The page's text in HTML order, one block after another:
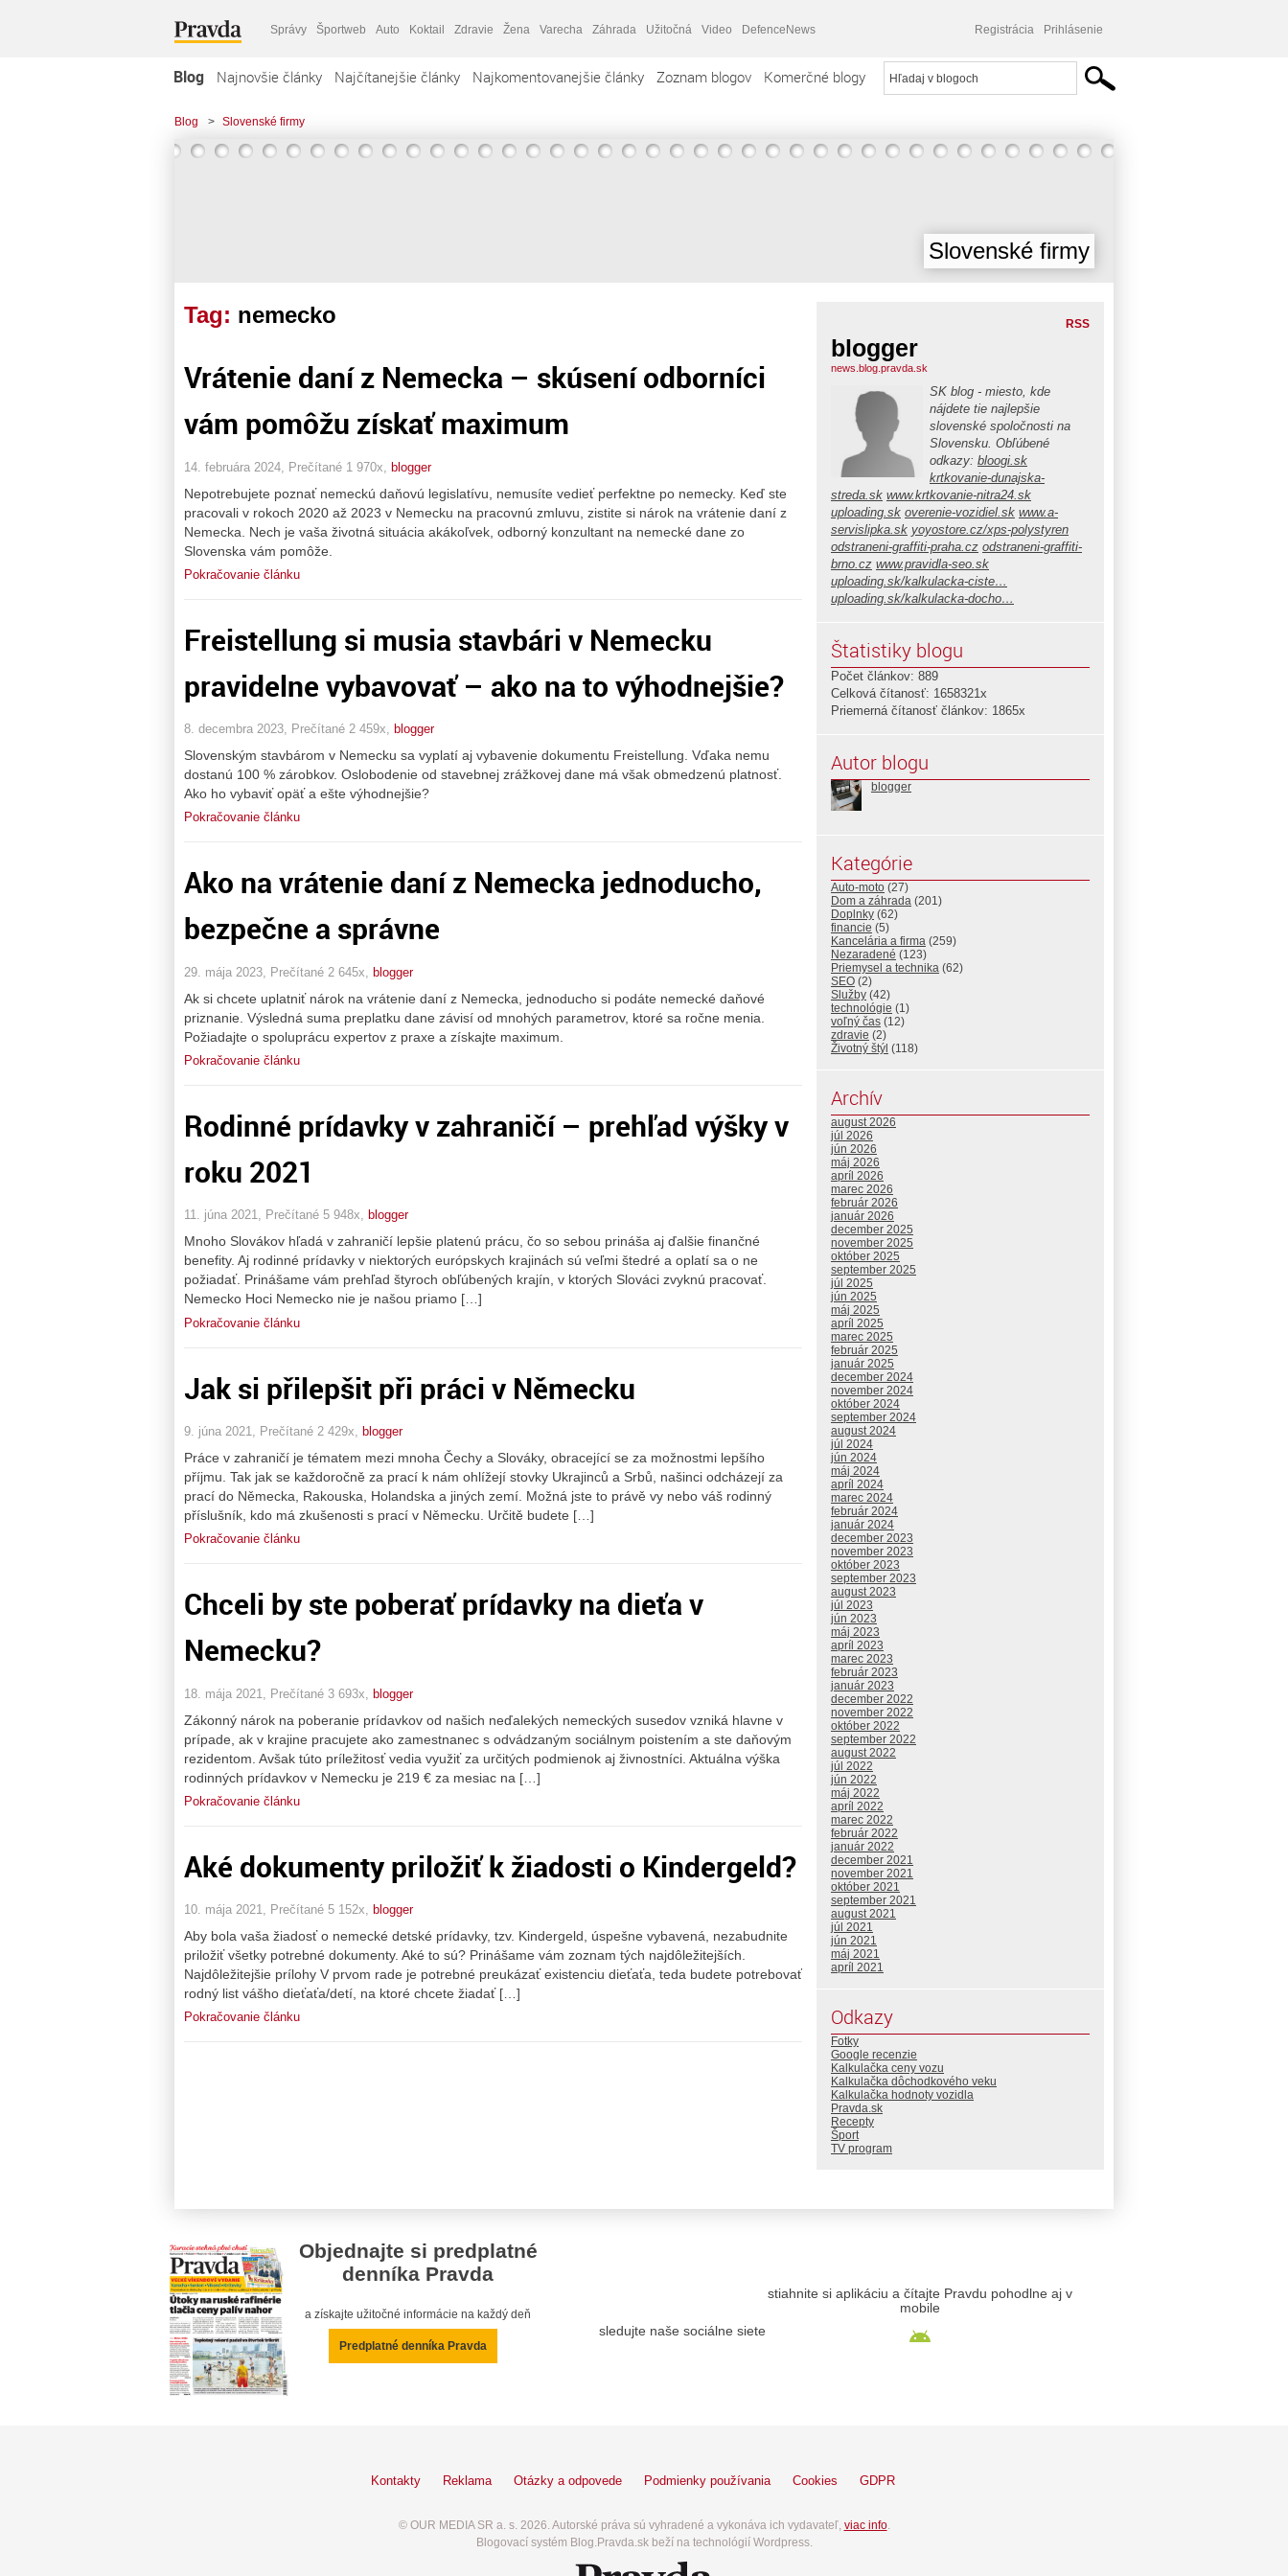
Správy Športweb Auto Koktail Zdravie Žena Varecha Záhrada Užitočná Video DefenceNews Registrácia Prihlásenie
Blog Najnovšie články Najčítanejšie články Najkomentovanejšie články Zoznam blogov Komerčné blogy
Blog > Slovenské firmy
Slovenské firmy
Tag: nemecko
Vrátenie daní z Nemecka – skúsení odborníci
vám pomôžu získať maximum
14. februára 2024, Prečítané 1 970x, blogger
Nepotrebujete poznať nemeckú daňovú legislatívu, nemusíte vedieť perfektne po nemecky. Keď ste
pracovali v rokoch 2020 až 2023 v Nemecku na pracovnú zmluvu, zistite si nárok na vrátenie daní z
Nemecka. Nech je vaša životná situácia akákoľvek, odborný konzultant na nemecké dane zo
Slovenska vám pomôže.
Pokračovanie článku
Freistellung si musia stavbári v Nemecku
pravidelne vybavovať – ako na to výhodnejšie?
8. decembra 2023, Prečítané 2 459x, blogger
Slovenským stavbárom v Nemecku sa vyplatí aj vybavenie dokumentu Freistellung. Vďaka nemu
dostanú 100 % zárobkov. Oslobodenie od stavebnej zrážkovej dane má však obmedzenú platnosť.
Ako ho vybaviť opäť a ešte výhodnejšie?
Pokračovanie článku
Ako na vrátenie daní z Nemecka jednoducho,
bezpečne a správne
29. mája 2023, Prečítané 2 645x, blogger
Ak si chcete uplatniť nárok na vrátenie daní z Nemecka, jednoducho si podáte nemecké daňové
priznanie. Výsledná suma preplatku dane závisí od mnohých parametrov, ktoré sa ročne menia.
Požiadajte o spoluprácu expertov z praxe a získajte maximum.
Pokračovanie článku
Rodinné prídavky v zahraničí – prehľad výšky v
roku 2021
11. júna 2021, Prečítané 5 948x, blogger
Mnoho Slovákov hľadá v zahraničí lepšie platenú prácu, čo so sebou prináša aj ďalšie finančné
benefity. Aj rodinné prídavky v niektorých európskych krajinách sú veľmi štedré a oplatí sa o ne
požiadať. Prinášame vám prehľad štyroch obľúbených krajín, v ktorých Slováci zvyknú pracovať.
Nemecko Hoci Nemecko nie je našou priamo […]
Pokračovanie článku
Jak si přilepšit při práci v Německu
9. júna 2021, Prečítané 2 429x, blogger
Práce v zahraničí je tématem mezi mnoha Čechy a Slováky, obracející se za možnostmi lepšího
příjmu. Tak jak se každoročně za prací k nám ohlížejí stovky Ukrajinců a Srbů, našinci odcházejí za
prací do Německa, Rakouska, Holandska a jiných zemí. Možná jste to právě vy nebo váš rodinný
příslušník, kdo má zkušenosti s prací v Německu. Určitě budete […]
Pokračovanie článku
Chceli by ste poberať prídavky na dieťa v
Nemecku?
18. mája 2021, Prečítané 3 693x, blogger
Zákonný nárok na poberanie prídavkov od našich neďalekých nemeckých susedov vzniká hlavne v
prípade, ak v krajine pracujete ako zamestnanec s odvádzaným sociálnym poistením a ste daňovým
rezidentom. Avšak túto príležitosť vedia využiť za určitých podmienok aj živnostníci. Aktuálna výška
rodinných prídavkov v Nemecku je 219 € za mesiac na […]
Pokračovanie článku
Aké dokumenty priložiť k žiadosti o Kindergeld?
10. mája 2021, Prečítané 5 152x, blogger
Aby bola vaša žiadosť o nemecké detské prídavky, tzv. Kindergeld, úspešne vybavená, nezabudnite
priložiť všetky potrebné dokumenty. Aké to sú? Prinášame vám zoznam tých najdôležitejších.
Najdôležitejšie prílohy V prvom rade je potrebné preukázať existenciu dieťaťa, teda budete potrebovať
rodný list vášho dieťaťa/detí, na ktoré chcete žiadať […]
Pokračovanie článku
RSS
blogger
news.blog.pravda.sk
SK blog - miesto, kde
nájdete tie najlepšie
slovenské spoločnosti na
Slovensku. Obľúbené
odkazy: bloogi.sk
krtkovanie-dunajska-
streda.sk www.krtkovanie-nitra24.sk
uploading.sk overenie-vozidiel.sk www.a-
servislipka.sk yoyostore.cz/xps-polystyren
odstraneni-graffiti-praha.cz odstraneni-graffiti-
brno.cz www.pravidla-seo.sk
uploading.sk/kalkulacka-ciste…
uploading.sk/kalkulacka-docho…
Štatistiky blogu
Počet článkov: 889
Celková čítanosť: 1658321x
Priemerná čítanosť článkov: 1865x
Autor blogu
blogger
Kategórie
Auto-moto (27)
Dom a záhrada (201)
Doplnky (62)
financie (5)
Kancelária a firma (259)
Nezaradené (123)
Priemysel a technika (62)
SEO (2)
Služby (42)
technológie (1)
voľný čas (12)
zdravie (2)
Životný štýl (118)
Archív
august 2026
júl 2026
jún 2026
máj 2026
apríl 2026
marec 2026
február 2026
január 2026
december 2025
november 2025
október 2025
september 2025
júl 2025
jún 2025
máj 2025
apríl 2025
marec 2025
február 2025
január 2025
december 2024
november 2024
október 2024
september 2024
august 2024
júl 2024
jún 2024
máj 2024
apríl 2024
marec 2024
február 2024
január 2024
december 2023
november 2023
október 2023
september 2023
august 2023
júl 2023
jún 2023
máj 2023
apríl 2023
marec 2023
február 2023
január 2023
december 2022
november 2022
október 2022
september 2022
august 2022
júl 2022
jún 2022
máj 2022
apríl 2022
marec 2022
február 2022
január 2022
december 2021
november 2021
október 2021
september 2021
august 2021
júl 2021
jún 2021
máj 2021
apríl 2021
Odkazy
Fotky
Google recenzie
Kalkulačka ceny vozu
Kalkulačka dôchodkového veku
Kalkulačka hodnoty vozidla
Pravda.sk
Recepty
Šport
TV program
Objednajte si predplatné
denníka Pravda
a získajte užitočné informácie na každý deň
Predplatné denníka Pravda
sledujte naše sociálne siete
stiahnite si aplikáciu a čítajte Pravdu pohodlne aj v
mobile
Kontakty Reklama Otázky a odpovede Podmienky používania Cookies GDPR
© OUR MEDIA SR a. s. 2026. Autorské práva sú vyhradené a vykonáva ich vydavateľ, viac info.
Blogovací systém Blog.Pravda.sk beží na technológií Wordpress.